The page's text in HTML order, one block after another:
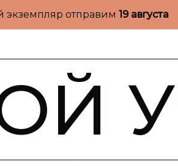
экземпляр отправим 19 августа